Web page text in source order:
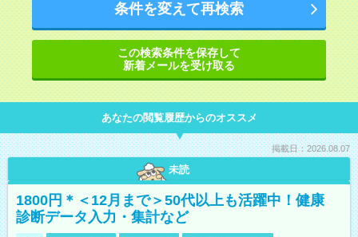
条件を変えて再検索
この検索条件を保存して
新着メールを受け取る
あなたの閲覧履歴からのオススメ
掲載日：2026.08.07
未読
1800円＊＜12月まで＞50代以上も活躍中！健康
診断データ入力・集計など